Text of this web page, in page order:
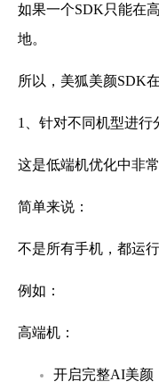
如果一个SDK只能在
地。
所以，美狐美颜SDK
1、针对不同机型进行
这是低端机优化中非
简单来说：
不是所有手机，都运
例如：
高端机：
开启完整AI美颜